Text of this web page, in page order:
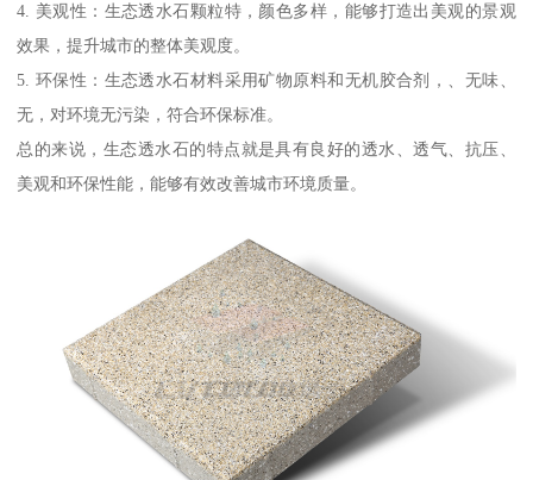
4. 美观性：生态透水石颗粒特，颜色多样，能够打造出美观的景观
效果，提升城市的整体美观度。
5. 环保性：生态透水石材料采用矿物原料和无机胶合剂，、无味、
无，对环境无污染，符合环保标准。
总的来说，生态透水石的特点就是具有良好的透水、透气、抗压、
美观和环保性能，能够有效改善城市环境质量。